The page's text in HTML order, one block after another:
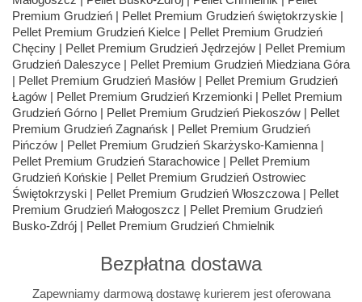
Bezpłatna dostawa
Zapewniamy darmową dostawę kurierem jest oferowana